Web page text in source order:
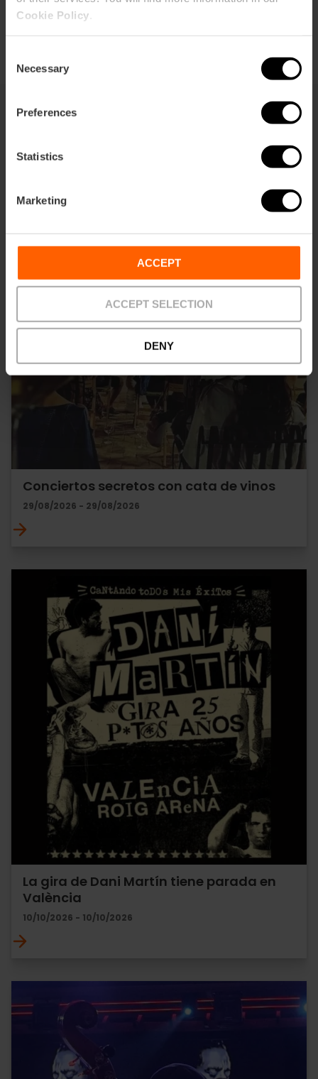
Cookie Policy
Selection
Necessary
Preferences
Statistics
Marketing
ACCEPT
ACCEPT SELECTION
DENY
Conciertos secretos con cata de vinos
29/08/2026 - 29/08/2026
La gira de Dani Martín tiene parada en
València
10/10/2026 - 10/10/2026